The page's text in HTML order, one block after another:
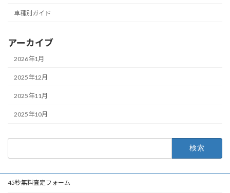
車種別ガイド
アーカイブ
2026年1月
2025年12月
2025年11月
2025年10月
45秒無料査定フォーム